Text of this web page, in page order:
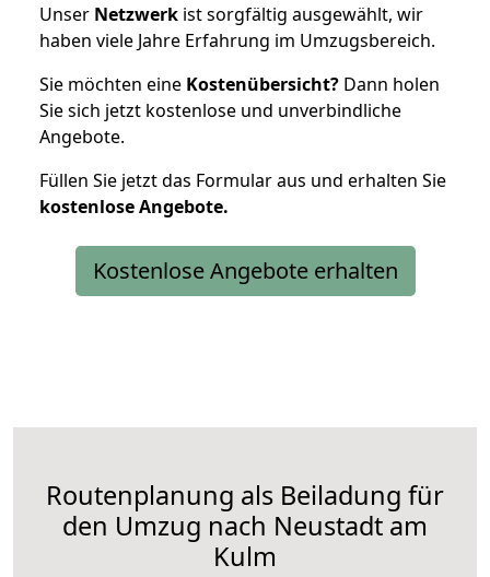
Unser Netzwerk ist sorgfältig ausgewählt, wir
haben viele Jahre Erfahrung im Umzugsbereich.
Sie möchten eine Kostenübersicht? Dann holen
Sie sich jetzt kostenlose und unverbindliche
Angebote.
Füllen Sie jetzt das Formular aus und erhalten Sie
kostenloseAngebote.
Kostenlose Angebote erhalten
Routenplanung als Beiladung für
den Umzug nach Neustadt am
Kulm